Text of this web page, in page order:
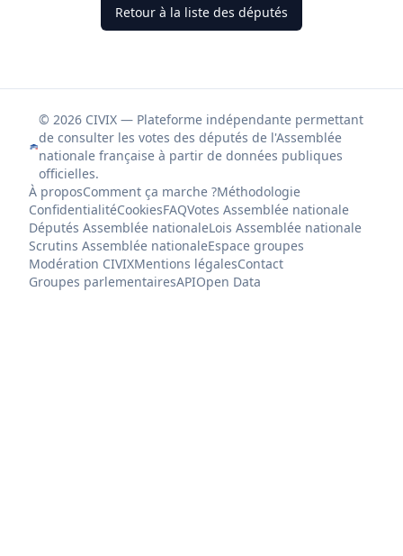
Retour à la liste des députés
© 2026 CIVIX — Plateforme indépendante permettant
de consulter les votes des députés de l'Assemblée
nationale française à partir de données publiques
officielles.
À proposComment ça marche ?Méthodologie
ConfidentialitéCookiesFAQVotes Assemblée nationale
Députés Assemblée nationaleLois Assemblée nationale
Scrutins Assemblée nationaleEspace groupes
Modération CIVIXMentions légalesContact
Groupes parlementairesAPIOpen Data